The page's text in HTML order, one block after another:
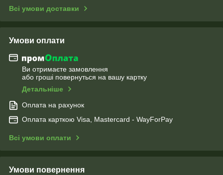
Всі умови доставки
Умови оплати
Ви отримаєте замовлення
або гроші повернуться на вашу картку
Детальніше
Оплата на рахунок
Оплата карткою Visa, Mastercard - WayForPay
Всі умови оплати
Умови повернення